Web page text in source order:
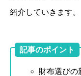
紹介していきます。
記事のポイント
財布選びの